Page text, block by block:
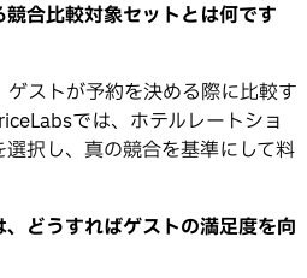
合比較対象セットとは何です
ストが予約を決める際に比較す
では、ホテルレートショ
択し、真の競合を基準にして料
どうすればゲストの満足度を向